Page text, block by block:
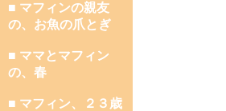
■ マフィンの親友
の、お魚の爪とぎ
■ ママとマフィン
の、春
■ マフィン、２３歳